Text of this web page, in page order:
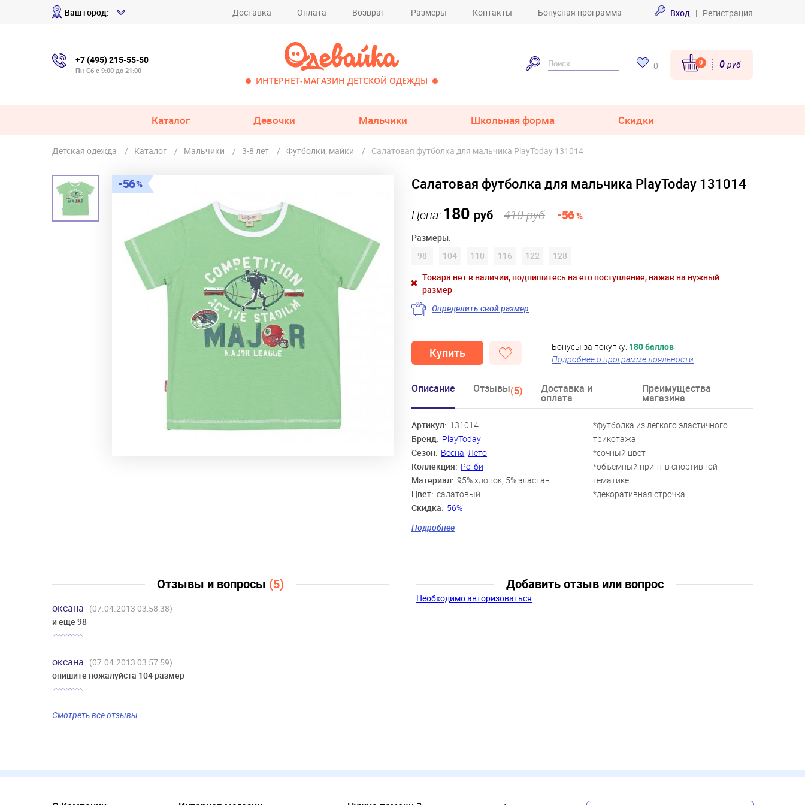
Ваш город: Доставка Оплата Возврат Размеры Контакты Бонусная программа Вход | Регистрация
+7 (495) 215-55-50
Пн-Сб с 9:00 до 21:00
ИНТЕРНЕТ-МАГАЗИН ДЕТСКОЙ ОДЕЖДЫ
0 0 0 руб
Каталог Девочки Мальчики Школьная форма Скидки
Детская одежда Каталог Мальчики 3-8 лет Футболки, майки Салатовая футболка для мальчика PlayToday 131014
56 Салатовая футболка для мальчика PlayToday 131014
Цена:180 руб 410 руб -56%
Размеры:
98
104 110 116 122
128
Товара нет в наличии, подпишитесь на его поступление, нажав на нужный
размер
Определить свой размер
Бонусы за покупку: 180 баллов
Подробнее о программе лояльности
Купить
Описание Отзывы(5) Доставка и
оплата
Преимущества
магазина
Артикул: 131014
Бренд: PlayToday
Сезон: Весна, Лето
Коллекция: Регби
Материал: 95% хлопок, 5% эластан
Цвет: салатовый
Скидка: 56%
Мальчики
Возраст: 3 года, 4 года, 5 лет, 6 лет, 7 лет,
Подробнее
*футболка из легкого эластичного
трикотажа
*сочный цвет
*объемный принт в спортивной
тематике
*декоративная строчка
Отзывы и вопросы (5)
оксана (07.04.2013 03:58:38)
и еще 98
оксана (07.04.2013 03:57:59)
опишите пожалуйста 104 размер
Смотреть все отзывы
Добавить отзыв или вопрос
Необходимо авторизоваться